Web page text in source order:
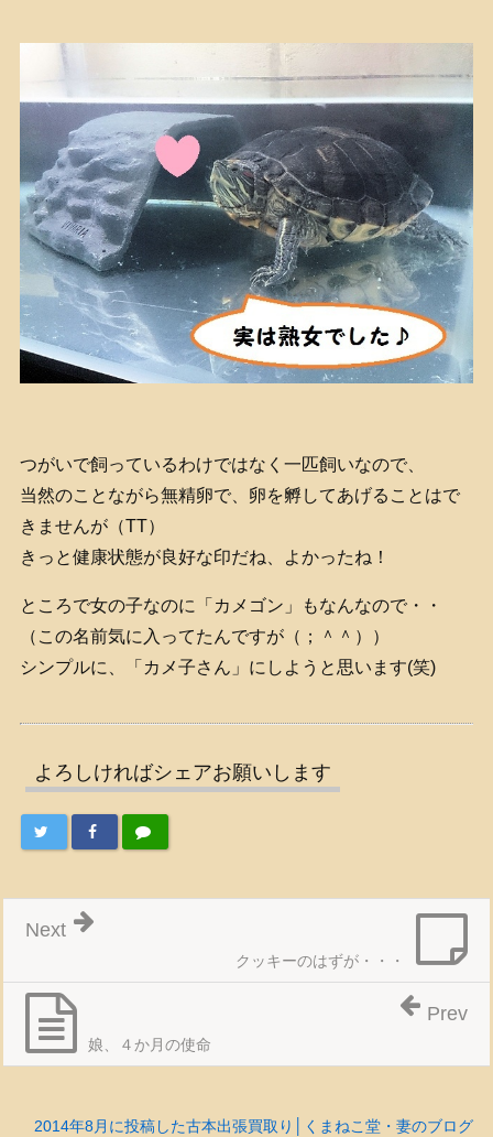
つがいで飼っているわけではなく一匹飼いなので、
当然のことながら無精卵で、卵を孵してあげることはで
きませんが（TT）
きっと健康状態が良好な印だね、よかったね！
ところで女の子なのに「カメゴン」もなんなので・・
（この名前気に入ってたんですが（；＾＾））
シンプルに、「カメ子さん」にしようと思います(笑)
よろしければシェアお願いします
クッキーのはずが・・・
Next
娘、４か月の使命
Prev
2014年8月に投稿した古本出張買取り│くまねこ堂・妻のブログ